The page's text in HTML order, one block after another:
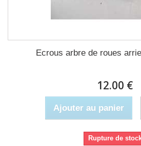
Ecrous arbre de roues
12.00 €
Ajouter au panier
Rupture de